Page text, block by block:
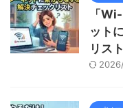
「
ット
リスト